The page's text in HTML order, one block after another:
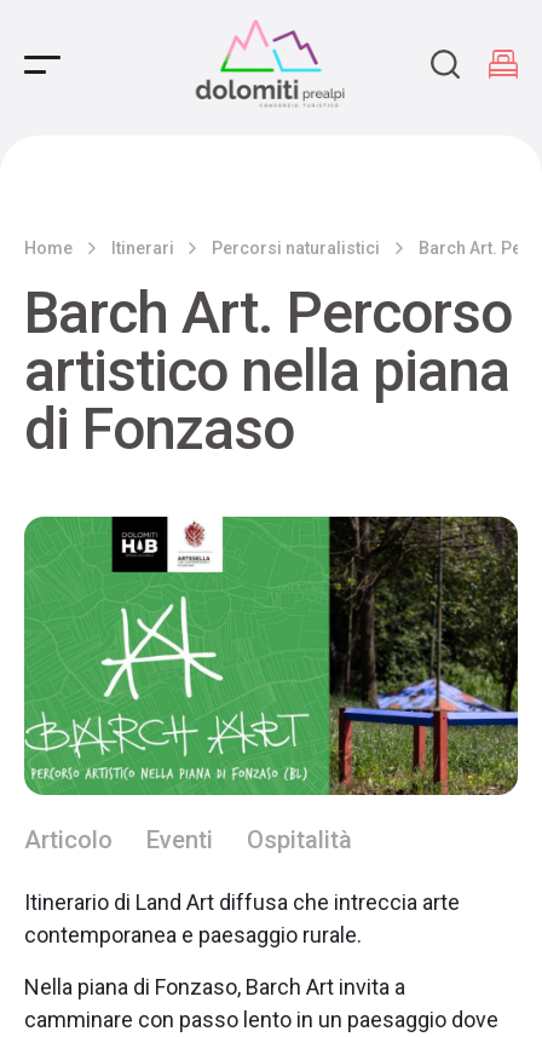
Main Navigation
Home Itinerari Percorsi naturalistici Barch Art.
Barch Art. Percorso
artistico nella piana
di Fonzaso
Articolo Eventi Ospitalità
Itinerario di Land Art diffusa che intreccia arte
contemporanea e paesaggio rurale.
Nella piana di Fonzaso, Barch Art invita a
camminare con passo lento in un paesaggio dove